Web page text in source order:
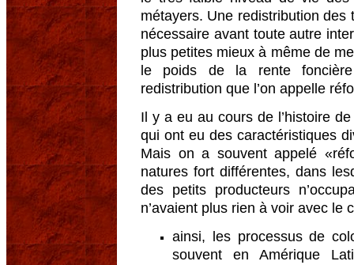
métayers. Une redistribution
nécessaire avant toute autre
plus petites mieux à même de
le poids de la rente
redistribution que l’on appelle
Il y a eu au cours de l’histoire
qui ont eu des caractéristiques
Mais on a souvent appelé
natures fort différentes, dans
des petits producteurs
n’avaient plus rien à voir avec le
ainsi, les processus de
souvent en Amérique